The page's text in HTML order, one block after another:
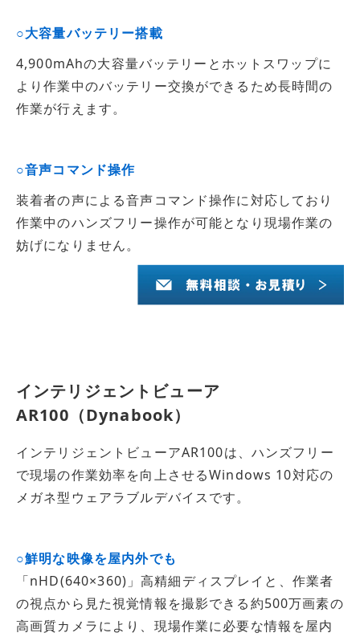
○大容量バッテリー搭載
4,900mAhの大容量バッテリーとホットスワップに
より作業中のバッテリー交換ができるため長時間の
作業が行えます。
○音声コマンド操作
装着者の声による音声コマンド操作に対応しており
作業中のハンズフリー操作が可能となり現場作業の
妨げになりません。
インテリジェントビューア
AR100（Dynabook）
インテリジェントビューアAR100は、ハンズフリー
で現場の作業効率を向上させるWindows 10対応の
メガネ型ウェアラブルデバイスです。
○鮮明な映像を屋内外でも
「nHD(640×360)」高精細ディスプレイと、作業者
の視点から見た視覚情報を撮影できる約500万画素の
高画質カメラにより、現場作業に必要な情報を屋内